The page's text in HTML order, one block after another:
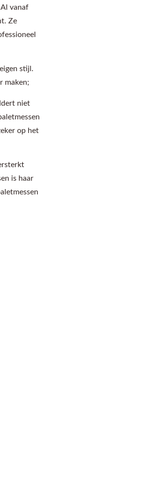
vanaf
Ze
stijl.
maken;
niet
op het
is haar